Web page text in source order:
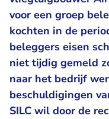
voor een groep
kochten in de
beleggers eisen
niet tijdig gemeld
naar het bedrijf
beschuldigingen
SILC wil door de